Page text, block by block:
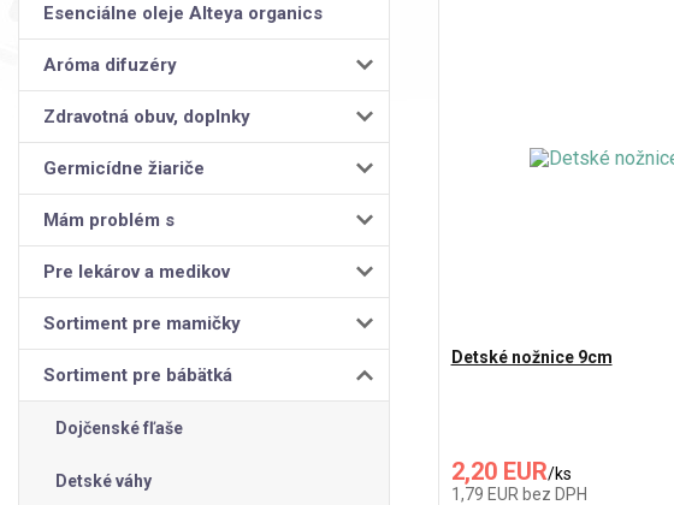
Esenciálne oleje Alteya organics
Aróma difuzéry
Zdravotná obuv, doplnky
Germicídne žiariče
Mám problém s
Pre lekárov a medikov
Sortiment pre mamičky
Sortiment pre bábätká
Dojčenské fľaše
Detské váhy
Detské nožnice 9cm
2,20 EUR/ks
1,79 EUR bez DPH